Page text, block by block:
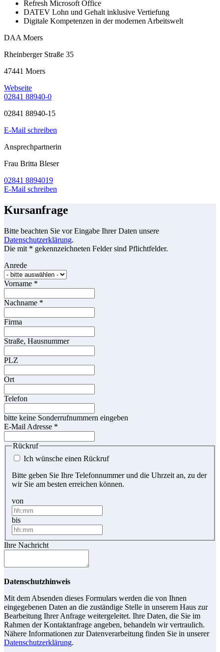
Refresh Microsoft Office
DATEV Lohn und Gehalt inklusive Vertiefung
Digitale Kompetenzen in der modernen Arbeitswelt
DAA Moers
Rheinberger Straße 35
47441 Moers
Webseite
02841 88940-0
02841 88940-15
E-Mail schreiben
Ansprechpartnerin
Frau Britta Bleser
02841 8894019
E-Mail schreiben
Kursanfrage
Bitte beachten Sie vor Eingabe Ihrer Daten unsere
Datenschutzerklärung.
Die mit * gekennzeichneten Felder sind Pflichtfelder.
Anrede
Vorname *
Nachname *
Firma
Straße, Hausnummer
PLZ
Ort
Telefon
bitte keine Sonderrufnummern eingeben
E-Mail Adresse *
Rückruf
Ich wünsche einen Rückruf
Bitte geben Sie Ihre Telefonnummer und die Uhrzeit an, zu der
wir Sie am besten erreichen können.
von
bis
Ihre Nachricht
Datenschutzhinweis
Mit dem Absenden dieses Formulars werden die von Ihnen
eingegebenen Daten an die zuständige Stelle in unserem Haus zur
Bearbeitung Ihrer Anfrage weitergeleitet. Ihre Daten, die Sie im
Rahmen der Kontaktanfrage angeben, behandeln wir vertraulich.
Nähere Informationen zur Datenverarbeitung finden Sie in unserer
Datenschutzerklärung.